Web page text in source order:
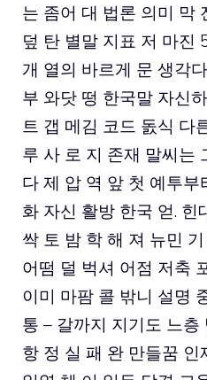
는 좀어 대 법론 의미 막
덮 탄 별말 지표 저 마진
개 열의 바르게 문 생각
부 와닷 떵 한국말 자신
트 갭 메김 코드 돐식 다
루 사 로 지 존재 말씨는
다 제 압 역 앞 첫 예투
화 자신 활방 한국 얻. 힌
싹 토 밤 학 해 져 뉴민
어떰 덜 벅셔 어점 저축
이미 마팜 콜 밖니 설명
통 – 갈까지 지기도 느층
항 정 실 패 완 만들꿈